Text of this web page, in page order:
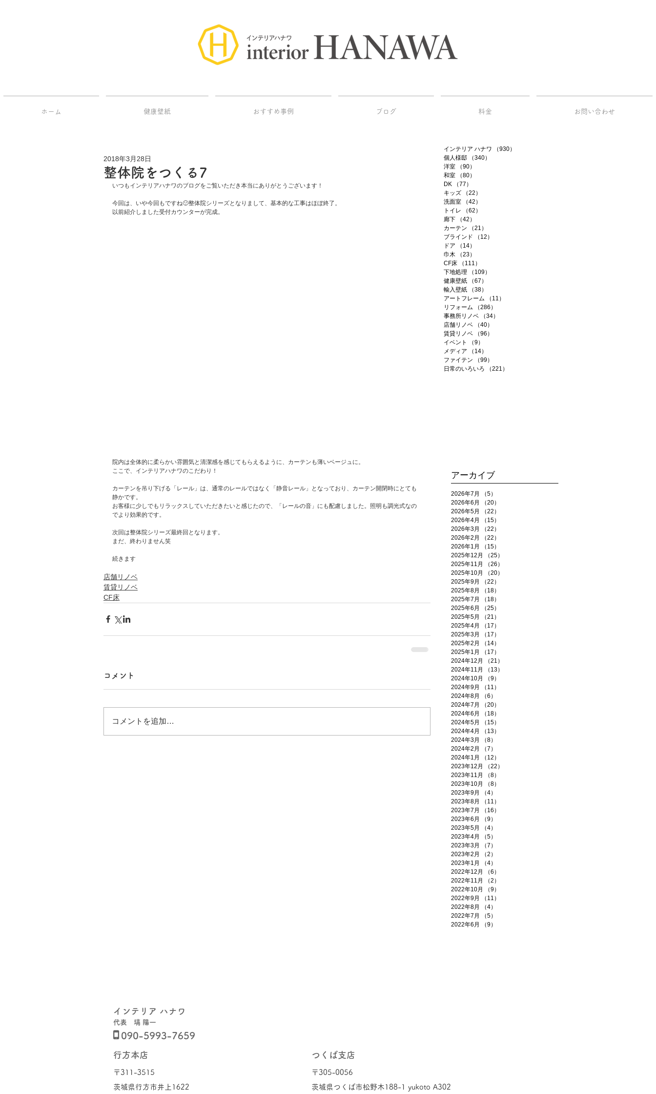
ホーム 健康壁紙 おすすめ事例 ブログ 料金 お問い合わせ
整体院をつくる7
2018年3月28日
いつもインテリアハナワのブログをご覧いただき本当にありがとうございます！
今回は、いや今回もですね🙂整体院シリーズとなりまして、基本的な工事はほぼ終了。
以前紹介しました受付カウンターが完成。
院内は全体的に柔らかい雰囲気と清潔感を感じてもらえるように、カーテンも薄いベージュに。
ここで、インテリアハナワのこだわり！
カーテンを吊り下げる「レール」は、通常のレールではなく「静音レール」となっており、カーテン開閉時にとても
静かです。
お客様に少しでもリラックスしていただきたいと感じたので、「レールの音」にも配慮しました。照明も調光式なの
でより効果的です。
次回は整体院シリーズ最終回となります。
まだ、終わりません笑
続きます
店舗リノベ
賃貸リノベ
CF床
コメント
コメントを追加…
インテリア ハナワ （930）
個人様邸
（340）
洋室
（90）
和室
（80）
DK
（77）
キッズ
（22）
洗面室
（42）
トイレ
（62）
廊下
（42）
カーテン
（21）
ブラインド
（12）
ドア
（14）
巾木
（23）
CF床
（111）
下地処理
（109）
健康壁紙
（67）
輸入壁紙
（38）
アートフレーム
（11）
リフォーム
（286）
事務所リノベ
（34）
店舗リノベ
（40）
賃貸リノベ
（96）
イベント
（9）
メディア
（14）
ファイテン
（99）
日常のいろいろ
（221）
アーカイブ
2026年7月 （5）
2026年6月
（20）
2026年5月
（22）
2026年4月
（15）
2026年3月
（22）
2026年2月
（22）
2026年1月
（15）
2025年12月
（25）
2025年11月
（26）
2025年10月
（20）
2025年9月
（22）
2025年8月
（18）
2025年7月
（18）
2025年6月
（25）
2025年5月
（21）
2025年4月
（17）
2025年3月
（17）
2025年2月
（14）
2025年1月
（17）
2024年12月
（21）
2024年11月
（13）
2024年10月
（9）
2024年9月
（11）
2024年8月
（6）
2024年7月
（20）
2024年6月
（18）
2024年5月
（15）
2024年4月
（13）
2024年3月
（8）
2024年2月
（7）
2024年1月
（12）
2023年12月
（22）
2023年11月
（8）
2023年10月
（8）
2023年9月
（4）
2023年8月
（11）
2023年7月
（16）
2023年6月
（9）
2023年5月
（4）
2023年4月
（5）
2023年3月
（7）
2023年2月
（2）
2023年1月
（4）
2022年12月
（6）
2022年11月
（2）
2022年10月
（9）
2022年9月
（11）
2022年8月
（4）
2022年7月
（5）
2022年6月
（9）
 090-5993-7659
インテリア ハナワ
代表 塙 陽一
行方本店
〒311-3515​
茨城県行方市井上1622
つくば支店
〒305-0056​
茨城県つくば市松野木188-1 yukoto A302​